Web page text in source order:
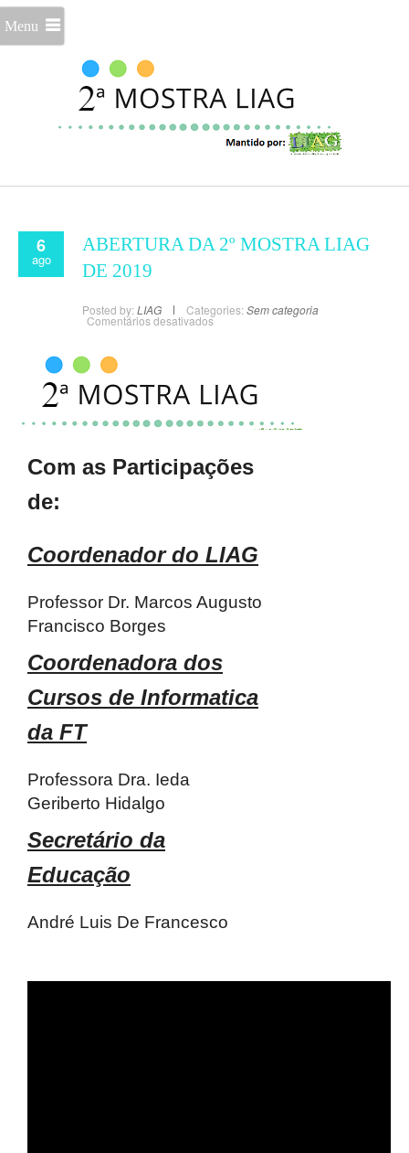
Menu
6
ago
ABERTURA DA 2º MOSTRA LIAG
DE 2019
Posted by: LIAG Categories: Sem categoria
Comentários desativados
Com as Participações
de:
Coordenador do LIAG
Professor Dr. Marcos Augusto
Francisco Borges
Coordenadora dos
Cursos de Informatica
da FT
Professora Dra. Ieda
Geriberto Hidalgo
Secretário da
Educação
André Luis De Francesco